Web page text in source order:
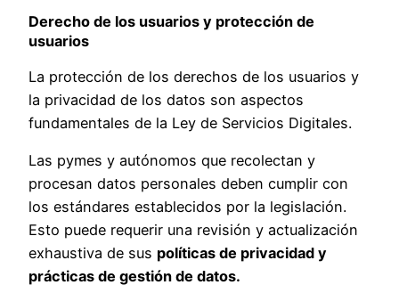
Derecho de los usuarios y protección de
usuarios
La protección de los derechos de los usuarios y
la privacidad de los datos son aspectos
fundamentales de la Ley de Servicios Digitales.
Las pymes y autónomos que recolectan y
procesan datos personales deben cumplir con
los estándares establecidos por la legislación.
Esto puede requerir una revisión y actualización
exhaustiva de sus políticas de privacidad y
prácticas de gestión de datos.